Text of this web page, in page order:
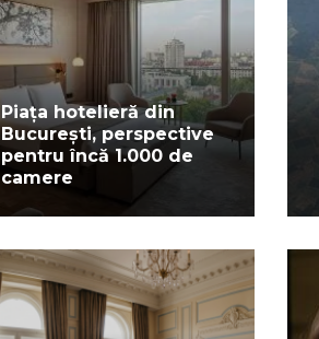
Piața hotelieră din
București, perspective
pentru încă 1.000 de
camere